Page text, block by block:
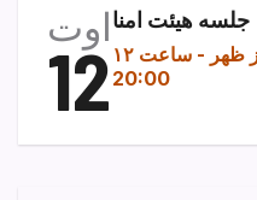
اوت
12
جلسه هیئت امنا
- ساعت
20:00